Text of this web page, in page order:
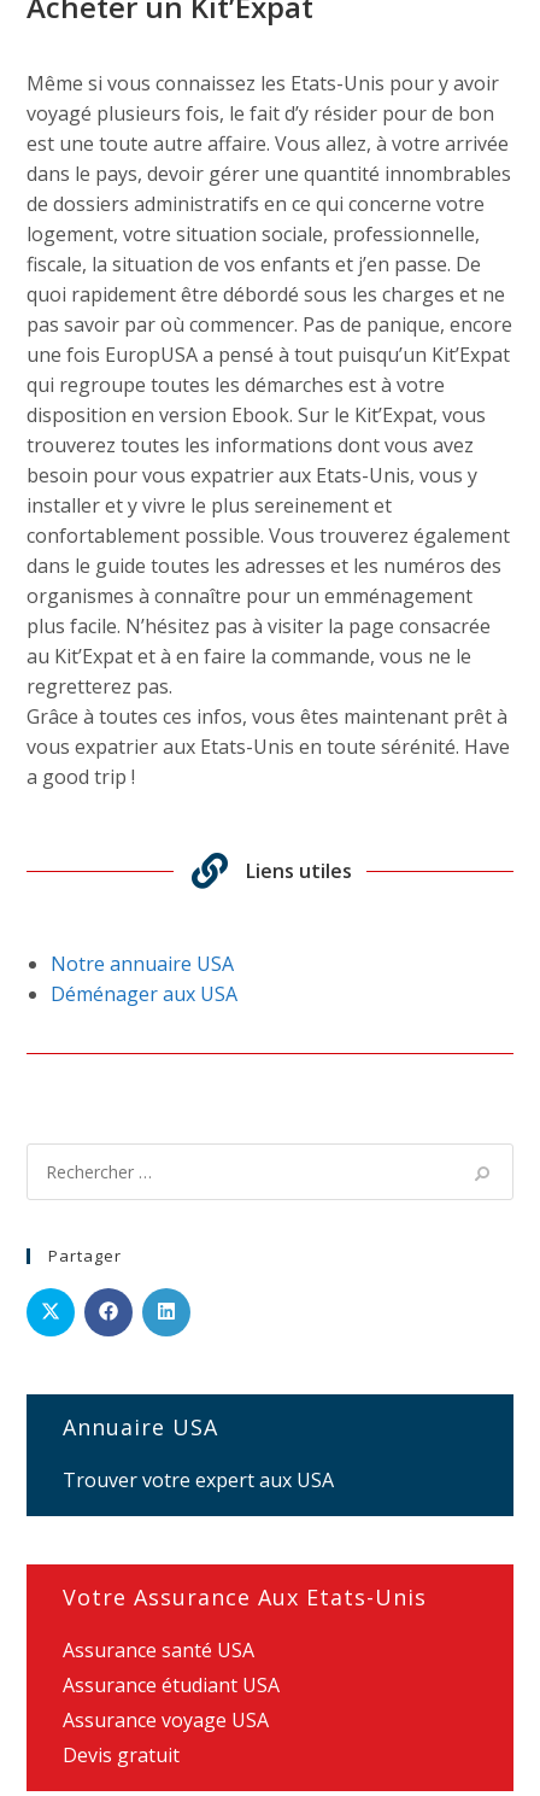
Même si vous connaissez les Etats-Unis pour y avoir
voyagé plusieurs fois, le fait d’y résider pour de bon
est une toute autre affaire. Vous allez, à votre arrivée
dans le pays, devoir gérer une quantité innombrables
de dossiers administratifs en ce qui concerne votre
logement, votre situation sociale, professionnelle,
fiscale, la situation de vos enfants et j’en passe. De
quoi rapidement être débordé sous les charges et ne
pas savoir par où commencer. Pas de panique, encore
une fois EuropUSA a pensé à tout puisqu’un Kit’Expat
qui regroupe toutes les démarches est à votre
disposition en version Ebook. Sur le Kit’Expat, vous
trouverez toutes les informations dont vous avez
besoin pour vous expatrier aux Etats-Unis, vous y
installer et y vivre le plus sereinement et
confortablement possible. Vous trouverez également
dans le guide toutes les adresses et les numéros des
organismes à connaître pour un emménagement
plus facile. N’hésitez pas à visiter la page consacrée
au Kit’Expat et à en faire la commande, vous ne le
regretterez pas.
Grâce à toutes ces infos, vous êtes maintenant prêt à
vous expatrier aux Etats-Unis en toute sérénité. Have
a good trip !
Liens utiles
Notre annuaire USA
Déménager aux USA
Partager
Annuaire USA
Trouver votre expert aux USA
Votre Assurance Aux Etats-Unis
Assurance santé USA
Assurance étudiant USA
Assurance voyage USA
Devis gratuit